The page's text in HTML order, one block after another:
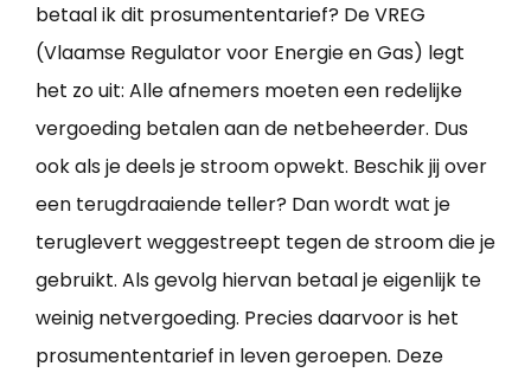
betaal ik dit prosumententarief? De VREG
(Vlaamse Regulator voor Energie en Gas) legt
het zo uit: Alle afnemers moeten een redelijke
vergoeding betalen aan de netbeheerder. Dus
ook als je deels je stroom opwekt. Beschik jij over
een terugdraaiende teller? Dan wordt wat je
teruglevert weggestreept tegen de stroom die je
gebruikt. Als gevolg hiervan betaal je eigenlijk te
weinig netvergoeding. Precies daarvoor is het
prosumententarief in leven geroepen. Deze